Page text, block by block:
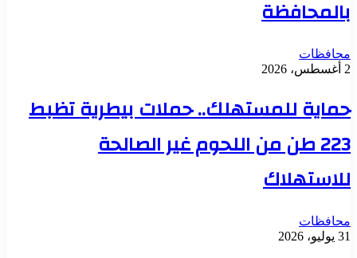
بالمحافظة
محافظات
2 أغسطس، 2026
حماية للمستهلك.. حملات بيطرية تظبط
223 طن من اللحوم غير الصالحة
للاستهلاك
محافظات
31 يوليو، 2026